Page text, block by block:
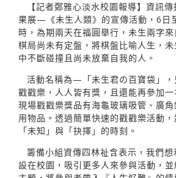
【記者鄭雅心淡水校園報導】資訊
果展—《未生人類》的宣傳活動，6日
時，為期兩天在福圓舉行，未生兩字
棋局尚未有定盤，將棋盤比喻人生，
中不斷碰撞且尚未放棄自我的人。
活動名稱為—「未生君の百寶袋」，
戳戳樂，人人皆有獎，且還能再參加一
現場戳戳樂獎品有海龜玻璃吸管、廣
用物品。透過簡單快速的戳戳樂活動
「未知」與「抉擇」的時刻。
籌備小組資傳四林祉含表示，我們
設在校園，吸引更多人來參與活動，